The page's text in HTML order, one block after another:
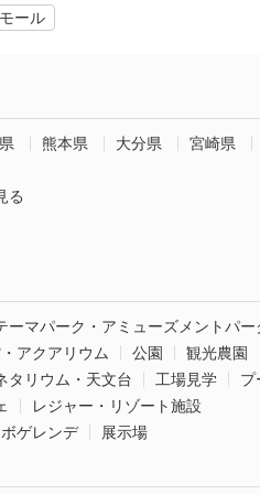
ール
熊本県 大分県 宮崎県
る
ーマパーク・アミューズメントパー
アクアリウム 公園
観光農園
タリウム・天文台 工場見学
プ
レジャー・リゾート施設
ゲレンデ
展示場